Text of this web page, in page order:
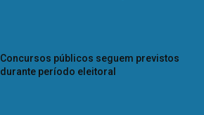
Concursos públicos seguem previstos
durante período eleitoral